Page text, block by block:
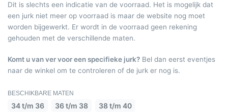
Dit is slechts een indicatie van de voorraad. Het is mogelijk dat
een jurk niet meer op voorraad is maar de website nog moet
worden bijgewerkt. Er wordt in de voorraad geen rekening
gehouden met de verschillende maten.
Komt u van ver voor een specifieke jurk? Bel dan eerst eventjes
naar de winkel om te controleren of de jurk er nog is.
BESCHIKBARE MATEN
34 t/m 36 36 t/m 38 38 t/m 40